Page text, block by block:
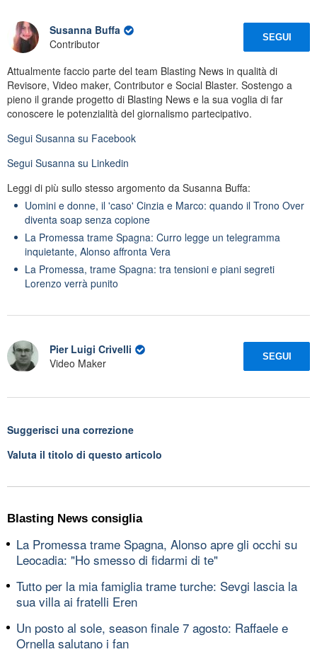
Susanna Buffa
Contributor
SEGUI
Attualmente faccio parte del team Blasting News in qualità di
Revisore, Video maker, Contributor e Social Blaster. Sostengo a
pieno il grande progetto di Blasting News e la sua voglia di far
conoscere le potenzialità del giornalismo partecipativo.
Segui Susanna su Facebook
Segui Susanna su Linkedin
Leggi di più sullo stesso argomento da Susanna Buffa:
Uomini e donne, il 'caso' Cinzia e Marco: quando il Trono Over
diventa soap senza copione
La Promessa trame Spagna: Curro legge un telegramma
inquietante, Alonso affronta Vera
La Promessa, trame Spagna: tra tensioni e piani segreti
Lorenzo verrà punito
Pier Luigi Crivelli
Video Maker
SEGUI
Suggerisci una correzione
Valuta il titolo di questo articolo
Blasting News consiglia
La Promessa trame Spagna, Alonso apre gli occhi su
Leocadia: "Ho smesso di fidarmi di te"
Tutto per la mia famiglia trame turche: Sevgi lascia la
sua villa ai fratelli Eren
Un posto al sole, season finale 7 agosto: Raffaele e
Ornella salutano i fan